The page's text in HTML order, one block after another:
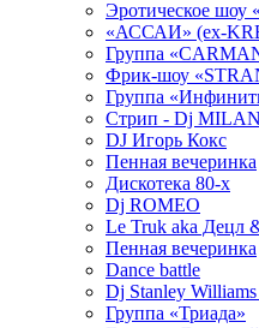
Эротическое шоу
«АССАИ» (ex-
Группа
Фрик-шоу
Группа
Стрип - Dj
DJ Игорь Кокс
Пенная вечеринка
Дискотека 80-х
Dj ROMEO
Le Truk aka Децл
Пенная вечеринка
Dance battle
Dj Stanley
Группа «Триада»